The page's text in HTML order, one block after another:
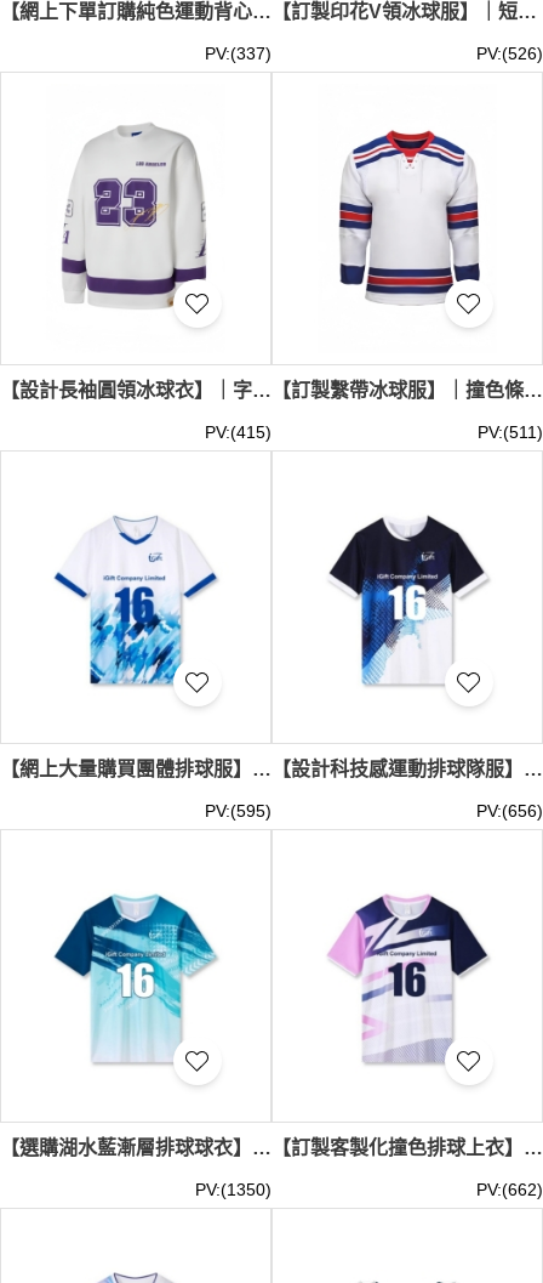
【網上下單訂購純色運動背心T恤】｜91%滌綸9%氨綸｜設計速乾 透氣 比賽運動套裝｜比賽運動套裝｜比賽背心T恤專門店 SKTAFC052-SF-19123
PV:(337)
【訂製印花V領冰球服】｜短袖衣身｜正面印花數字｜肩膀兩側印字｜袖管雙道撞色橫紋｜冰球服供應商 SKTAFC055
PV:(526)
【設計長袖圓領冰球衣】｜字母印花｜雙層描邊數字｜羅紋收口圓領｜袖管圖案點綴｜寬鬆套頭款式｜冰球服批發 SKTAFC054
PV:(415)
【訂製繫帶冰球服】｜撞色條紋｜V領繫帶設計｜長袖運動剪裁｜下擺橫條點綴｜冰球服專門店 SKTAFC053
PV:(511)
【網上大量購買團體排球服】｜耐洗滌不褪色｜客製化LOGO｜精緻包邊領口｜現貨主推｜排球服供應商 SKTAFC051-FC302
PV:(595)
【設計科技感運動排球隊服】｜不規則像素圖案｜右下留白拼接｜熱轉印LOGO｜現貨主推｜排球服專門店 SKTAFC050-FC303
PV:(656)
【選購湖水藍漸層排球球衣】｜深淺紫色暈染｜V型領口包邊｜動感筆刷紋理｜專屬人名燙畫｜現貨主推｜排球服公司 SKTAFC049-FC304
PV:(1350)
【訂製客製化撞色排球上衣】｜撞色袖色剪裁｜圓領包邊工藝｜前胸熱轉印LOGO｜現貨主推｜現貨排球服批發 SKTAFC048-FC306
PV:(662)